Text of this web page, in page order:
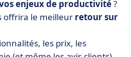
365 vs Salesforce
enjeux de productivité?
offrira le meilleur retour sur
les prix, les